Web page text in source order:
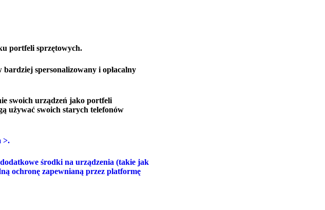
portfeli sprzętowych.
spersonalizowany i opłacalny
swoich urządzeń jako portfeli
używać swoich starych telefonów
>.
środki na urządzenia (takie jak
ochronę zapewnianą przez platformę